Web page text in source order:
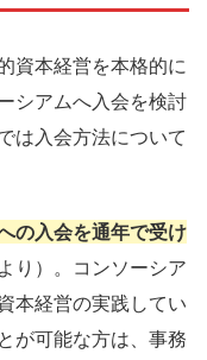
資本経営を本格的に
シアムへ入会を検討
は入会方法について
の入会を通年で受け
り）。コンソーシア
本経営の実践してい
が可能な方は、事務